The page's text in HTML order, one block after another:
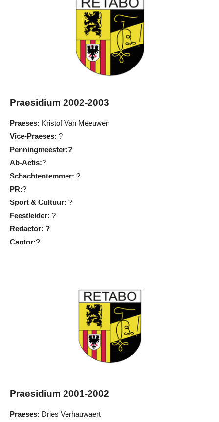
Praesidium 2002-2003
Praeses: Kristof Van Meeuwen
Vice-Praeses: ?
Penningmeester:?
Ab-Actis:?
Schachtentemmer: ?
PR:?
Sport & Cultuur: ?
Feestleider: ?
Redactor: ?
Cantor:?
Praesidium 2001-2002
Praeses: Dries Verhauwaert